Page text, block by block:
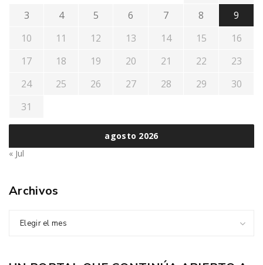
agosto 2026
3
4 5 6 7 8
9
10
11 12 13 14 15
16
17
18 19 20 21 22
23
24
25 26 27 28 29
30
31
« Jul
Archivos
Elegir el mes